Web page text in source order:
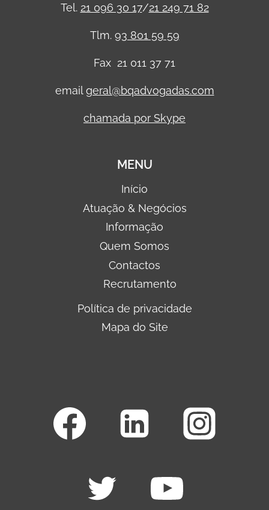
Tel. 21 096 30 17/21 249 71 82
Tlm. 93 801 59 59
Fax 21 011 37 71
emailgeral@bqadvogadas.com
chamada por Skype
MENU
Início
Atuação & Negócios
Informação
Quem Somos
Contactos
Recrutamento
Política de privacidade
Mapa do Site